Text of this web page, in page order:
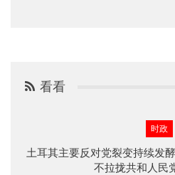
看看
时政
土耳其主要反对党裂变持续发
不拉拢共和人民